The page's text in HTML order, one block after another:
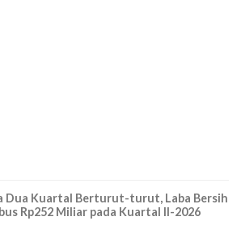
Dua Kuartal Berturut-turut, Laba Bersih
Rp252 Miliar pada Kuartal II-2026